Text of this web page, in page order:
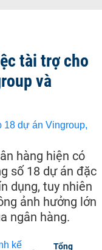
tài trợ cho
và
hàng hiện có
số 18 dự án đặc
dụng, tuy nhiên
ảnh hưởng lớn
ngân hàng.
Tổng